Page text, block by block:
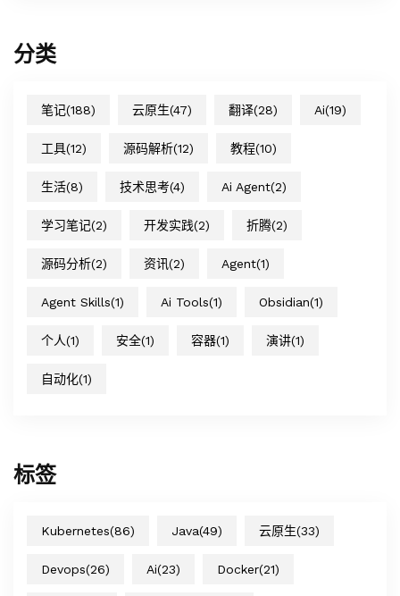
分类
笔记(188) 云原生(47) 翻译(28) Ai(19)
工具(12) 源码解析(12) 教程(10)
生活(8) 技术思考(4) Ai Agent(2)
学习笔记(2) 开发实践(2) 折腾(2)
源码分析(2) 资讯(2) Agent(1)
Agent Skills(1) Ai Tools(1) Obsidian(1)
个人(1) 安全(1) 容器(1) 演讲(1)
自动化(1)
标签
Kubernetes(86) Java(49) 云原生(33)
Devops(26) Ai(23) Docker(21)